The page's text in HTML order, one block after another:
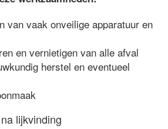
van vaak onveilige apparatuur en
en vernietigen van alle afval
herstel en eventueel
lijkvinding